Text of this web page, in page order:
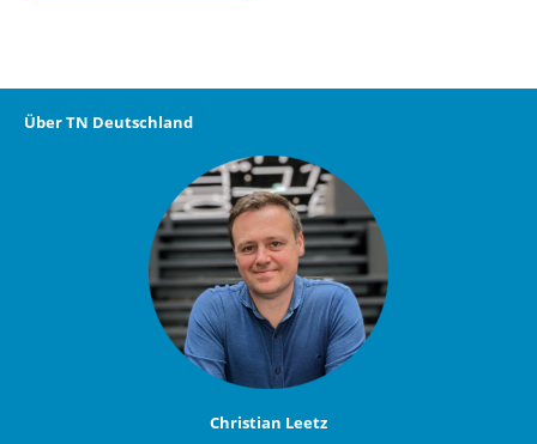
Über TN Deutschland
Christian Leetz